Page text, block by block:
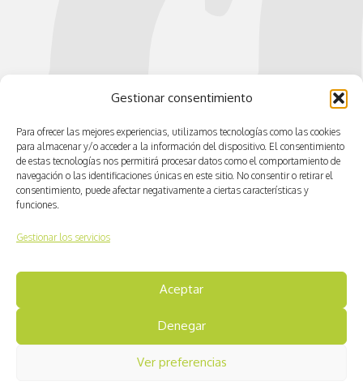
Gestionar consentimiento
Para ofrecer las mejores experiencias, utilizamos tecnologías como las cookies
para almacenar y/o acceder a la información del dispositivo. El consentimiento
de estas tecnologías nos permitirá procesar datos como el comportamiento de
navegación o las identificaciones únicas en este sitio. No consentir o retirar el
consentimiento, puede afectar negativamente a ciertas características y
funciones.
Gestionar los servicios
Aceptar
Denegar
Ver preferencias